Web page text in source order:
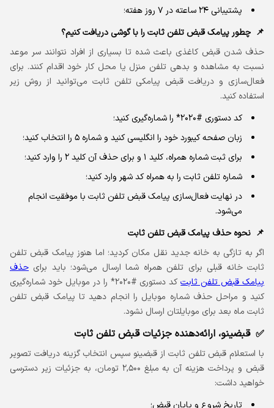
پشتیبانی ۲۴ ساعته در ۷ روز هفته؛
چطور پیامک قبض تلفن ثابت را با گوشی دریافت کنیم؟
حذف شدن قبض کاغذی باعث شده تا بسیاری از افراد نتوانند سر موعد
نسبت به مشاهده و بدهی تلفن منزل یا محل کار خود اقدام کنند. برای
فعال‌سازی و دریافت قبض پیامکی تلفن ثابت می‌توانید از روش زیر
استفاده کنید.
کد دستوری #2020* را شماره‌گیری کنید؛
زبان صفحه کیبورد خود را انگلیسی کنید و شماره ۵ را انتخاب کنید؛
برای ثبت شماره همراه، کلید ۱ و برای حذف آن کلید ۲ را وارد کنید؛
شماره تلفن ثابت را به همراه کد شهر وارد کنید؛
در نهایت فعال‌سازی پیامک قبض تلفن ثابت با موفقیت انجام
می‌شود.
نحوه حذف پیامک قبض تلفن ثابت
اگر به تازگی به خانه جدید نقل مکان کردید؛ اما هنوز پیامک قبض تلفن
ثابت خانه قبلی برای تلفن همراه شما ارسال می‌شود؛ باید برای حذف
پیامک قبض تلفن ثابت
کد دستوری #۲۰۲۰* را در موبایل خود شماره‌گیری
کنید و مراحل حذف شماره موبایل را انجام دهید تا پیامک قبض تلفن
ثابت ماه بعد برای موبایلتان ارسال نشود.
قبضینو، ارائه‌دهنده جزئیات قبض تلفن ثابت
با استعلام قبض تلفن ثابت از قبضینو سپس انتخاب گزینه دریافت تصویر
قبض و پرداخت هزینه آن به مبلغ ۲,۵۰۰ تومان، به جزئیات زیر دسترسی
خواهید داشت:
تاریخ شروع و پایان قبض؛